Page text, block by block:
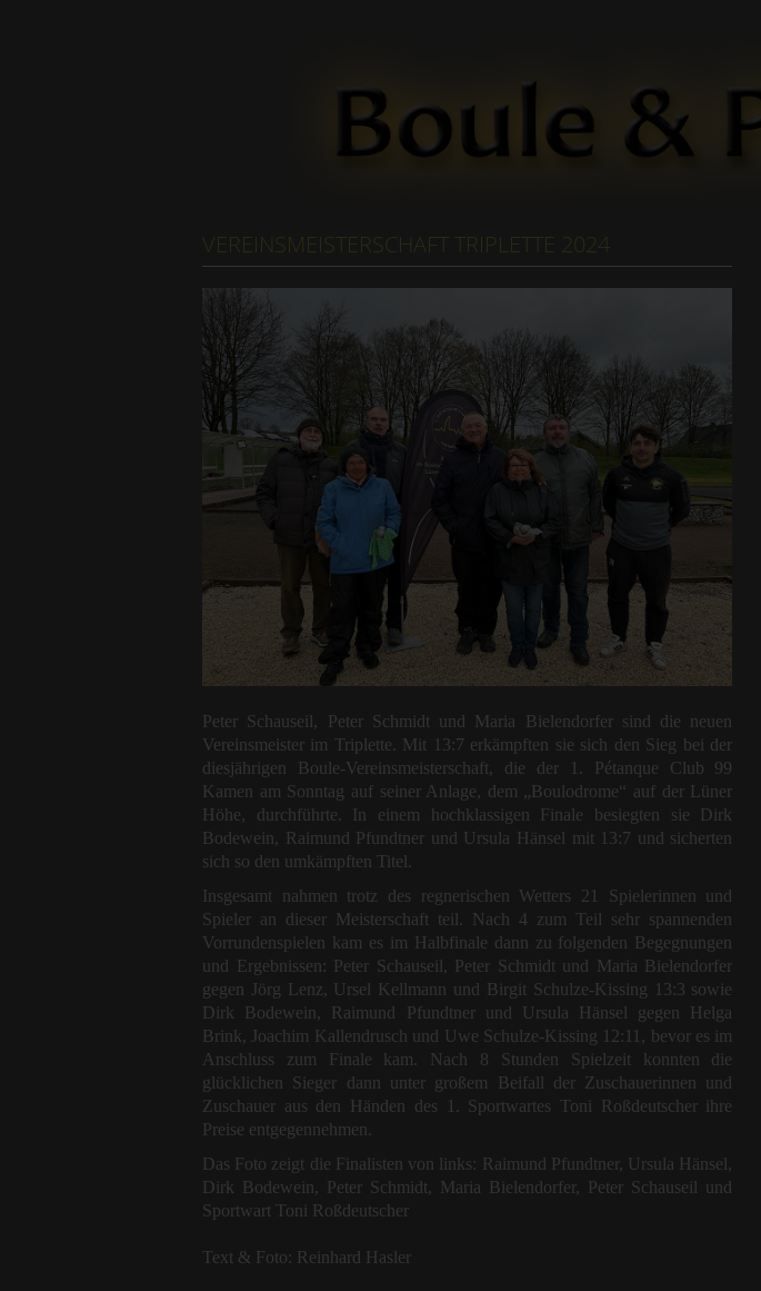
Peter Schauseil, Peter Schmidt und Maria Bielendorfer sind die neuen
Vereinsmeister im Triplette. Mit 13:7 erkämpften sie sich den Sieg bei der
diesjährigen Boule-Vereinsmeisterschaft, die der 1. Pétanque Club 99
Kamen am Sonntag auf seiner Anlage, dem „Boulodrome“ auf der Lüner
Höhe, durchführte. In einem hochklassigen Finale besiegten sie Dirk
Bodewein, Raimund Pfundtner und Ursula Hänsel mit 13:7 und sicherten
sich so den umkämpften Titel.
Insgesamt nahmen trotz des regnerischen Wetters 21 Spielerinnen und
Spieler an dieser Meisterschaft teil. Nach 4 zum Teil sehr spannenden
Vorrundenspielen kam es im Halbfinale dann zu folgenden Begegnungen
und Ergebnissen: Peter Schauseil, Peter Schmidt und Maria Bielendorfer
gegen Jörg Lenz, Ursel Kellmann und Birgit Schulze-Kissing 13:3 sowie
Dirk Bodewein, Raimund Pfundtner und Ursula Hänsel gegen Helga
Brink, Joachim Kallendrusch und Uwe Schulze-Kissing 12:11, bevor es im
Anschluss zum Finale kam. Nach 8 Stunden Spielzeit konnten die
glücklichen Sieger dann unter großem Beifall der Zuschauerinnen und
Zuschauer aus den Händen des 1. Sportwartes Toni Roßdeutscher ihre
Preise entgegennehmen.
Das Foto zeigt die Finalisten von links: Raimund Pfundtner, Ursula Hänsel,
Dirk Bodewein, Peter Schmidt, Maria Bielendorfer, Peter Schauseil und
Sportwart Toni Roßdeutscher
Text & Foto: Reinhard Hasler